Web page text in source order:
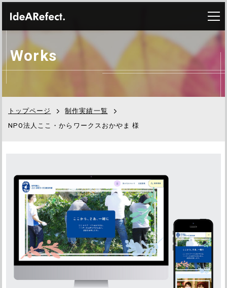
Works
トップページ
制作実績一覧
NPO法人ここ・からワークスおかやま 様